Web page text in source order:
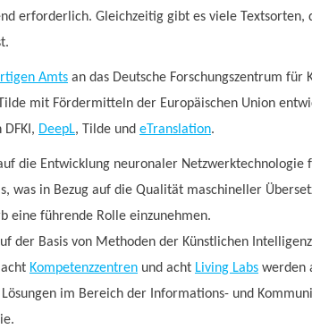
erforderlich. Gleichzeitig gibt es viele Textsorten,
Amts an das Deutsche Forschungszentrum für
mit Fördermitteln der Europäischen Union
DeepL, Tilde und eTranslation.
die Entwicklung neuronaler
was in Bezug auf die Qualität maschineller
eine führende Rolle einzunehmen.
der Basis von Methoden der Künstlichen
Kompetenzzentren und acht Living Labs werden
im Bereich der Informations- und